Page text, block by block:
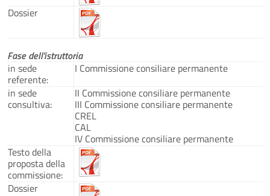
Dossier
Fase dell'istruttoria
in sede
referente:
I Commissione consiliare permanente
in sede
consultiva:
II Commissione consiliare permanente
III Commissione consiliare permanente
CREL
CAL
IV Commissione consiliare permanente
Testo della
proposta della
commissione:
Dossier